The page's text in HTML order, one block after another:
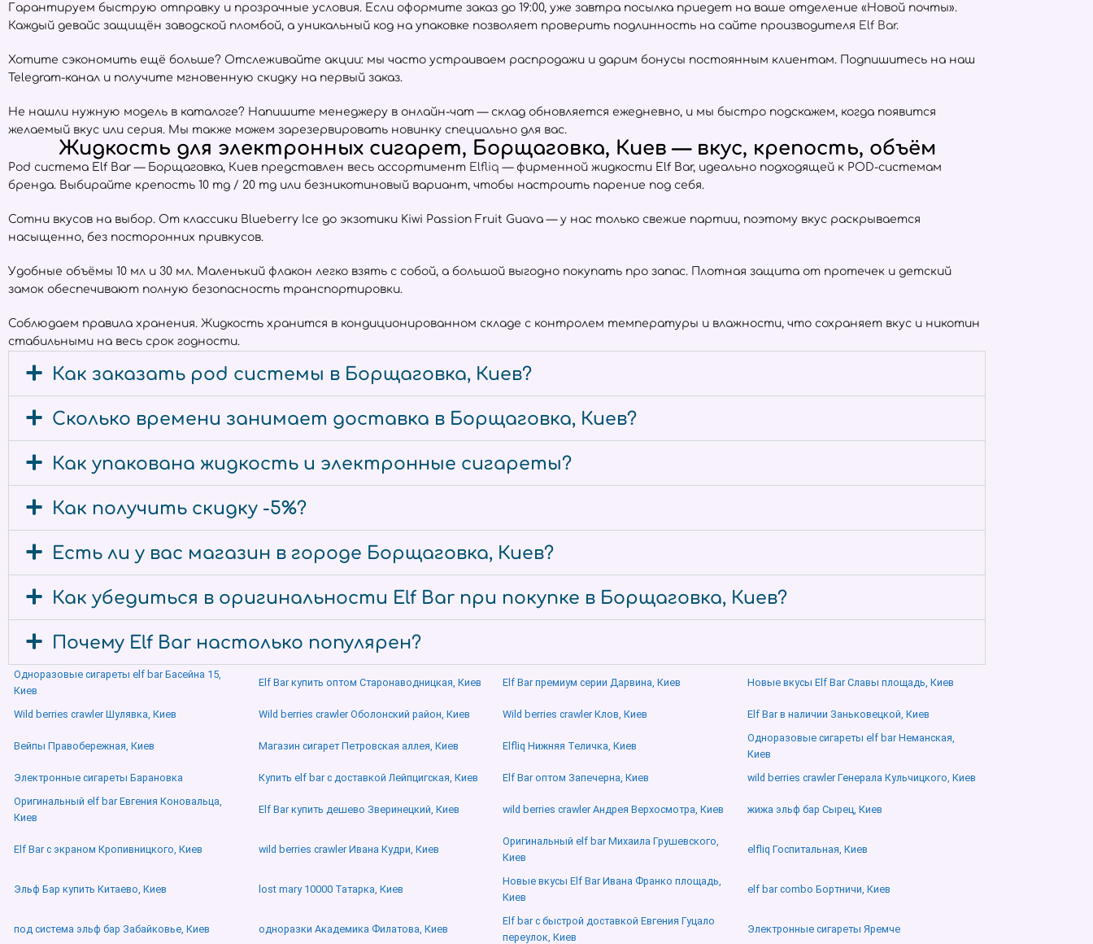
Гарантируем быструю отправку и прозрачные условия. Если оформите заказ до 19:00, уже завтра посылка приедет на ваше отделение «Новой почты».
Каждый девайс защищён заводской пломбой, а уникальный код на упаковке позволяет проверить подлинность на сайте производителя Elf Bar.
Хотите сэкономить ещё больше? Отслеживайте акции: мы часто устраиваем распродажи и дарим бонусы постоянным клиентам. Подпишитесь на наш
Telegram-канал и получите мгновенную скидку на первый заказ.
Не нашли нужную модель в каталоге? Напишите менеджеру в онлайн-чат — склад обновляется ежедневно, и мы быстро подскажем, когда появится
желаемый вкус или серия. Мы также можем зарезервировать новинку специально для вас.
Жидкость для электронных сигарет, Борщаговка, Киев — вкус, крепость, объём
Pod система Elf Bar — Борщаговка, Киев представлен весь ассортимент Elfliq — фирменной жидкости Elf Bar, идеально подходящей к POD-системам
бренда. Выбирайте крепость 10 mg / 20 mg или безникотиновый вариант, чтобы настроить парение под себя.
Сотни вкусов на выбор. От классики Blueberry Ice до экзотики Kiwi Passion Fruit Guava — у нас только свежие партии, поэтому вкус раскрывается
насыщенно, без посторонних привкусов.
Удобные объёмы 10 мл и 30 мл. Маленький флакон легко взять с собой, а большой выгодно покупать про запас. Плотная защита от протечек и детский
замок обеспечивают полную безопасность транспортировки.
Соблюдаем правила хранения. Жидкость хранится в кондиционированном складе с контролем температуры и влажности, что сохраняет вкус и никотин
стабильными на весь срок годности.
Как заказать pod системы в Борщаговка, Киев?
Сколько времени занимает доставка в Борщаговка, Киев?
Как упакована жидкость и электронные сигареты?
Как получить скидку -5%?
Есть ли у вас магазин в городе Борщаговка, Киев?
Как убедиться в оригинальности Elf Bar при покупке в Борщаговка, Киев?
Почему Elf Bar настолько популярен?
Одноразовые сигареты elf bar Басейна 15,
Киев
Elf Bar купить оптом Старонаводницкая, Киев Elf Bar премиум серии Дарвина, Киев Новые вкусы Elf Bar Славы площадь, Киев
Wild berries crawler Шулявка, Киев Wild berries crawler Оболонский район, Киев Wild berries crawler Клов, Киев Elf Bar в наличии Заньковецкой, Киев
Вейпы Правобережная, Киев Магазин сигарет Петровская аллея, Киев Elfliq Нижняя Теличка, Киев
Одноразовые сигареты elf bar Неманская,
Киев
Электронные сигареты Барановка
Купить elf bar с доставкой Лейпцигская, Киев Elf Bar оптом Запечерна, Киев
wild berries crawler Генерала Кульчицкого, Киев
Оригинальный elf bar Евгения Коновальца,
Киев
Elf Bar купить дешево Зверинецкий, Киев wild berries crawler Андрея Верхосмотра, Киев жижа эльф бар Сырец, Киев
Elf Bar с экраном Кропивницкого, Киев wild berries crawler Ивана Кудри, Киев
Оригинальный elf bar Михаила Грушевского,
Киев
elfliq Госпитальная, Киев
Эльф Бар купить Китаево, Киев lost mary 10000 Татарка, Киев
Новые вкусы Elf Bar Ивана Франко площадь,
Киев
elf bar combo Бортничи, Киев
под система эльф бар Забайковье, Киев одноразки Академика Филатова, Киев
Elf bar с быстрой доставкой Евгения Гуцало
переулок, Киев
Электронные сигареты Яремче